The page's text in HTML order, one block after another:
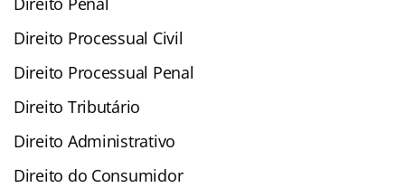
Direito Processual Civil
Direito Processual Penal
Direito Tributário
Direito Administrativo
Direito do Consumidor